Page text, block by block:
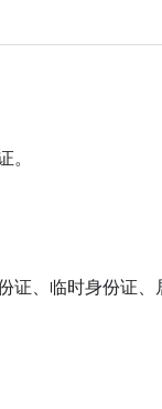
。
证、临时身份证